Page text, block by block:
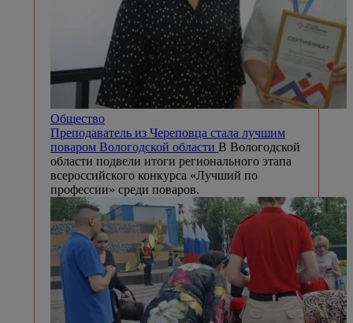
Общество
Преподаватель из Череповца стала лучшим
поваром Вологодской области В Вологодской
области подвели итоги регионального этапа
всероссийского конкурса «Лучший по
профессии» среди поваров.